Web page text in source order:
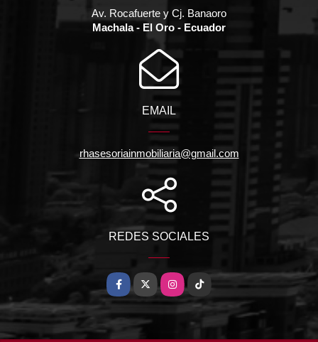
Av. Rocafuerte y Cj. Banaoro
Machala - El Oro - Ecuador
EMAIL
rhasesoriainmobiliaria@gmail.com
REDES SOCIALES
Facebook
X Instagram
TikTok